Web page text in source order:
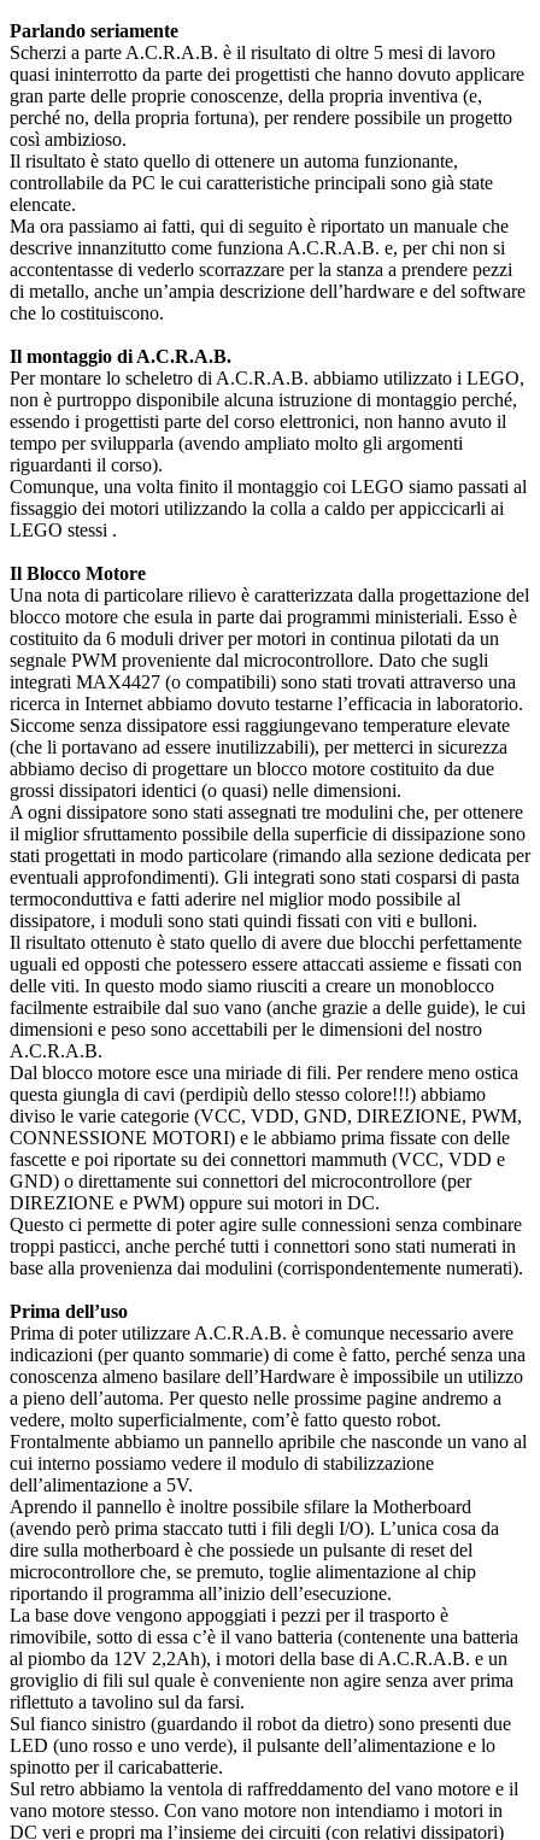
Parlando seriamente
Scherzi a parte A.C.R.A.B. è il risultato di oltre 5 mesi di lavoro
quasi ininterrotto da parte dei progettisti che hanno dovuto applicare
gran parte delle proprie conoscenze, della propria inventiva (e,
perché no, della propria fortuna), per rendere possibile un progetto
così ambizioso.
Il risultato è stato quello di ottenere un automa funzionante,
controllabile da PC le cui caratteristiche principali sono già state
elencate.
Ma ora passiamo ai fatti, qui di seguito è riportato un manuale che
descrive innanzitutto come funziona A.C.R.A.B. e, per chi non si
accontentasse di vederlo scorrazzare per la stanza a prendere pezzi
di metallo, anche un’ampia descrizione dell’hardware e del software
che lo costituiscono.
Il montaggio di A.C.R.A.B.
Per montare lo scheletro di A.C.R.A.B. abbiamo utilizzato i LEGO,
non è purtroppo disponibile alcuna istruzione di montaggio perché,
essendo i progettisti parte del corso elettronici, non hanno avuto il
tempo per svilupparla (avendo ampliato molto gli argomenti
riguardanti il corso).
Comunque, una volta finito il montaggio coi LEGO siamo passati al
fissaggio dei motori utilizzando la colla a caldo per appiccicarli ai
LEGO stessi .
Il Blocco Motore
Una nota di particolare rilievo è caratterizzata dalla progettazione del
blocco motore che esula in parte dai programmi ministeriali. Esso è
costituito da 6 moduli driver per motori in continua pilotati da un
segnale PWM proveniente dal microcontrollore. Dato che sugli
integrati MAX4427 (o compatibili) sono stati trovati attraverso una
ricerca in Internet abbiamo dovuto testarne l’efficacia in laboratorio.
Siccome senza dissipatore essi raggiungevano temperature elevate
(che li portavano ad essere inutilizzabili), per metterci in sicurezza
abbiamo deciso di progettare un blocco motore costituito da due
grossi dissipatori identici (o quasi) nelle dimensioni.
A ogni dissipatore sono stati assegnati tre modulini che, per ottenere
il miglior sfruttamento possibile della superficie di dissipazione sono
stati progettati in modo particolare (rimando alla sezione dedicata per
eventuali approfondimenti). Gli integrati sono stati cosparsi di pasta
termoconduttiva e fatti aderire nel miglior modo possibile al
dissipatore, i moduli sono stati quindi fissati con viti e bulloni.
Il risultato ottenuto è stato quello di avere due blocchi perfettamente
uguali ed opposti che potessero essere attaccati assieme e fissati con
delle viti. In questo modo siamo riusciti a creare un monoblocco
facilmente estraibile dal suo vano (anche grazie a delle guide), le cui
dimensioni e peso sono accettabili per le dimensioni del nostro
A.C.R.A.B.
Dal blocco motore esce una miriade di fili. Per rendere meno ostica
questa giungla di cavi (perdipiù dello stesso colore!!!) abbiamo
diviso le varie categorie (VCC, VDD, GND, DIREZIONE, PWM,
CONNESSIONE MOTORI) e le abbiamo prima fissate con delle
fascette e poi riportate su dei connettori mammuth (VCC, VDD e
GND) o direttamente sui connettori del microcontrollore (per
DIREZIONE e PWM) oppure sui motori in DC.
Questo ci permette di poter agire sulle connessioni senza combinare
troppi pasticci, anche perché tutti i connettori sono stati numerati in
base alla provenienza dai modulini (corrispondentemente numerati).
Prima dell’uso
Prima di poter utilizzare A.C.R.A.B. è comunque necessario avere
indicazioni (per quanto sommarie) di come è fatto, perché senza una
conoscenza almeno basilare dell’Hardware è impossibile un utilizzo
a pieno dell’automa. Per questo nelle prossime pagine andremo a
vedere, molto superficialmente, com’è fatto questo robot.
Frontalmente abbiamo un pannello apribile che nasconde un vano al
cui interno possiamo vedere il modulo di stabilizzazione
dell’alimentazione a 5V.
Aprendo il pannello è inoltre possibile sfilare la Motherboard
(avendo però prima staccato tutti i fili degli I/O). L’unica cosa da
dire sulla motherboard è che possiede un pulsante di reset del
microcontrollore che, se premuto, toglie alimentazione al chip
riportando il programma all’inizio dell’esecuzione.
La base dove vengono appoggiati i pezzi per il trasporto è
rimovibile, sotto di essa c’è il vano batteria (contenente una batteria
al piombo da 12V 2,2Ah), i motori della base di A.C.R.A.B. e un
groviglio di fili sul quale è conveniente non agire senza aver prima
riflettuto a tavolino sul da farsi.
Sul fianco sinistro (guardando il robot da dietro) sono presenti due
LED (uno rosso e uno verde), il pulsante dell’alimentazione e lo
spinotto per il caricabatterie.
Sul retro abbiamo la ventola di raffreddamento del vano motore e il
vano motore stesso. Con vano motore non intendiamo i motori in
DC veri e propri ma l’insieme dei circuiti (con relativi dissipatori)